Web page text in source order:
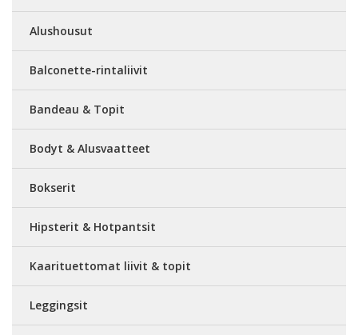
Alushousut
Balconette-rintaliivit
Bandeau & Topit
Bodyt & Alusvaatteet
Bokserit
Hipsterit & Hotpantsit
Kaarituettomat liivit & topit
Leggingsit